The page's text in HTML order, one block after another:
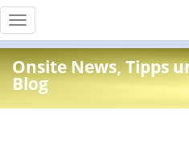
Toggle
navigation
Onsite News, Tipps
Blog